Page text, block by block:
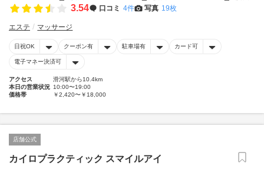
3.54 口コミ 4件 写真 19枚
エステ マッサージ
日祝OK クーポン有 駐車場有 カード可
電子マネー決済可
アクセス
滑河駅から10.4km
本日の営業状況 10:00〜19:00
価格帯
￥2,420〜￥18,000
店舗公式
カイロプラクティック スマイルアイ